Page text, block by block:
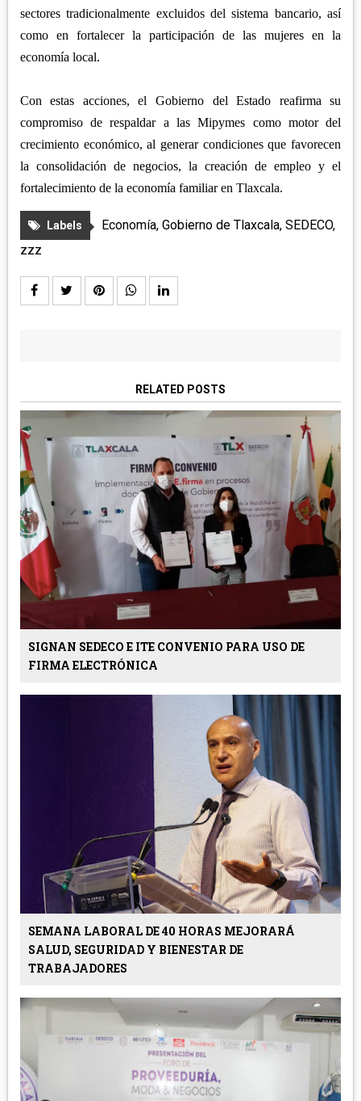
sectores tradicionalmente excluidos del sistema bancario, así
como en fortalecer la participación de las mujeres en la
economía local.
Con estas acciones, el Gobierno del Estado reafirma su
compromiso de respaldar a las Mipymes como motor del
crecimiento económico, al generar condiciones que favorecen
la consolidación de negocios, la creación de empleo y el
fortalecimiento de la economía familiar en Tlaxcala.
Labels Economía, Gobierno de Tlaxcala, SEDECO,
zzz
RELATED POSTS
SIGNAN SEDECO E ITE CONVENIO PARA USO DE
FIRMA ELECTRÓNICA
SEMANA LABORAL DE 40 HORAS MEJORARÁ
SALUD, SEGURIDAD Y BIENESTAR DE
TRABAJADORES